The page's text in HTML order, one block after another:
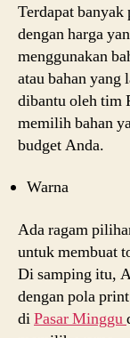
Terdapat
dengan harga
menggunakan
atau bahan
dibantu oleh tim
memilih bahan
budget Anda.
Warna
Ada ragam
untuk membuat
Di samping itu,
dengan pola
diPasar Minggu